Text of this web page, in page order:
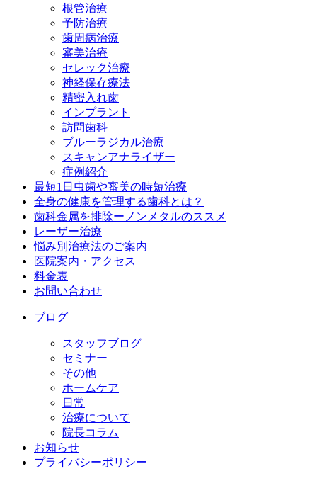
根管治療
予防治療
歯周病治療
審美治療
セレック治療
神経保存療法
精密入れ歯
インプラント
訪問歯科
ブルーラジカル治療
スキャンアナライザー
症例紹介
最短1日虫歯や審美の時短治療
全身の健康を管理する歯科とは？
歯科金属を排除ーノンメタルのススメ
レーザー治療
悩み別治療法のご案内
医院案内・アクセス
料金表
お問い合わせ
ブログ
スタッフブログ
セミナー
その他
ホームケア
日常
治療について
院長コラム
お知らせ
プライバシーポリシー